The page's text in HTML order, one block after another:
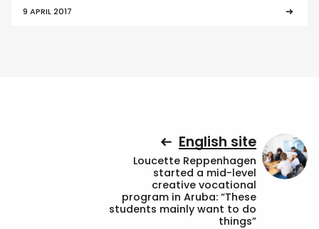
9 APRIL 2017
English site
Loucette Reppenhagen
started a mid-level
creative vocational
program in Aruba: “These
students mainly want to do
things”